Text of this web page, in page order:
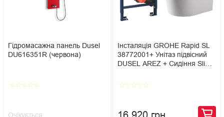
Гідромасажна панель Dusel
DU616351R (червона)
star_borderstar_borderstar_borderstar_borderstar_border
Очікується
Інсталяція GROHE Rapid SL
38772001+ Унітаз підвісний
DUSEL AREZ + Сидіння Slim
Grohe Skate Cosmopolitan
star_borderstar_borderstar_borderstar_borderstar_border